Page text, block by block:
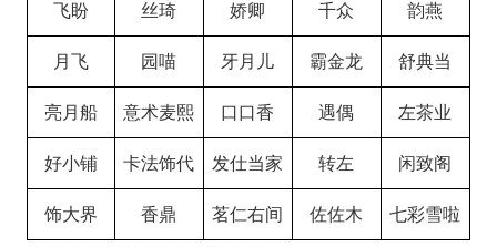
飞盼 丝琦 娇卿 千众 韵燕
月飞 园喵 牙月儿 霸金龙 舒典当
亮月船 意术麦熙 口口香 遇偶 左茶业
好小铺 卡法饰代 发仕当家 转左 闲致阁
饰大界 香鼎 茗仁右间 佐佐木 七彩雪啦